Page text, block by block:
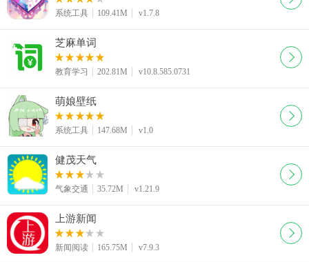
系统工具 109.41M v1.7.8
芝麻单词
教育学习 202.81M v10.8.585.0731
萌娘壁纸
系统工具 147.68M v1.0
健茂天气
气象交通 35.72M v1.21.9
上游新闻
新闻阅读 165.75M v7.9.3